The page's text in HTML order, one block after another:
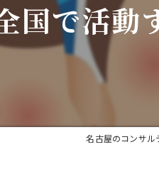
国で活動
名古屋のコンサル